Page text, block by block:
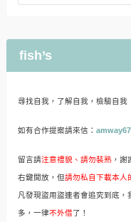
fish’s
尋找自我，了解自我，檢驗自我
如有合作提案請來信：
留言請注意禮貌、請勿裝熟，謝
右鍵開放，但請勿私自下載本人
凡發現盜用盜連者會追究到底
多，一律不外借了！